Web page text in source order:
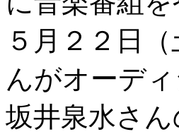
５月２２日
んがオーデ
坂井泉水さ